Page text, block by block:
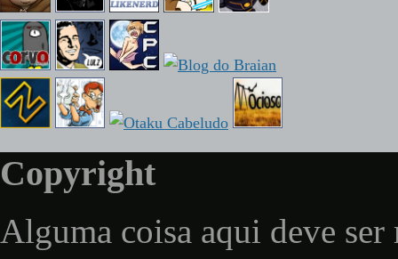
Copyright
Alguma coisa aqui deve ser